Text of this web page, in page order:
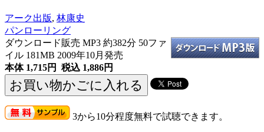
アーク出版, 林康史
パンローリング
ダウンロード販売 MP3 約382分 50ファ
イル 181MB 2009年10月発売
本体 1,715円 税込 1,886円
3から10分程度無料で試聴できます。